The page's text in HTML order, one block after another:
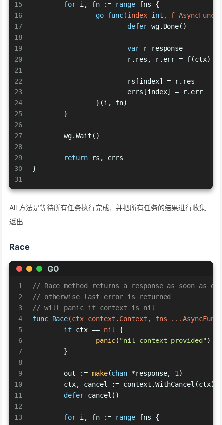
15
16
17
18
19
20
21
22
23
24
25
26
27
28
29
30
31
for i, fn := range fns {
go func(index int , f AsyncFunc)
defer wg.Done()
var r response
			r.res, r.err = f(ctx)
			rs[index] = r.res
			errs[index] = r.err
		}(i, fn)
	}
	wg.Wait()
return rs, errs
}
All 方法是等待所有任务执行完成，并把所有任务的结果进行收集
返出
Race
GO
1
2
3
4
5
6
7
8
9
10
11
12
13
// Race method returns a response as soon as
// otherwise last error is returned
// will panic if context is nil
func Race(ctx context.Context, fns ...AsyncFunc)
if ctx == nil {
panic( "nil context provided")
	}
	out :=
make(chan *response, 1)
	ctx, cancel := context.WithCancel(ctx)
defer cancel()
for i, fn := range fns {